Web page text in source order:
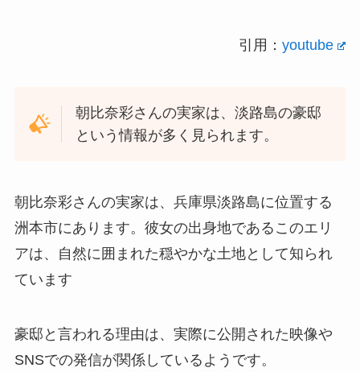
引用： youtube
朝比奈彩さんの実家は、淡路島の豪邸
という情報が多く見られます。
朝比奈彩さんの実家は、兵庫県淡路島に位置する
洲本市にあります。彼女の出身地であるこのエリ
アは、自然に囲まれた穏やかな土地として知られ
ています
豪邸と言われる理由は、実際に公開された映像や
SNSでの発信が関係しているようです。